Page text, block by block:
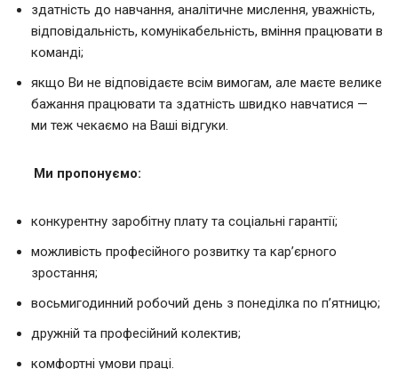
здатність до навчання, аналітичне мислення, уважність,
відповідальність, комунікабельність, вміння працювати в
команді;
якщо Ви не відповідаєте всім вимогам, але маєте велике
бажання працювати та здатність швидко навчатися —
ми теж чекаємо на Ваші відгуки.
Ми пропонуємо:
конкурентну заробітну плату та соціальні гарантії;
можливість професійного розвитку та кар’єрного
зростання;
восьмигодинний робочий день з понеділка по п’ятницю;
дружній та професійний колектив;
комфортні умови праці.